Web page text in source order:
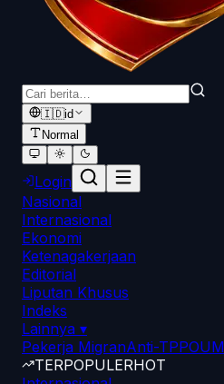
🇮🇩id
Normal
Login
Nasional
Internasional
Ekonomi
Ketenagakerjaan
Editorial
Liputan Khusus
Indeks
Lainnya ▾
Pekerja MigranAnti-TPPO
TERPOPULERHOT